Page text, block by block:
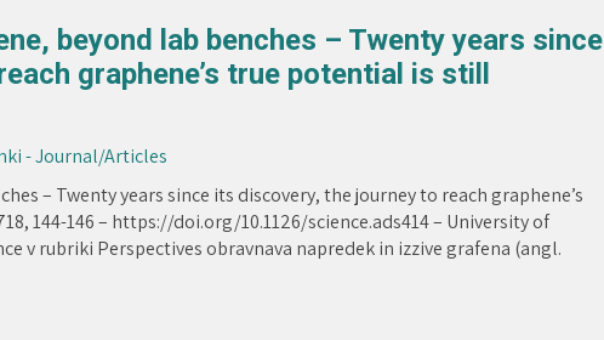
beyond lab benches – Twenty years since
graphene’s true potential is still
- Journal/Articles
– Twenty years since its discovery, the journey to reach graphene’s
144-146 – https://doi.org/10.1126/science.ads414 – University of
v rubriki Perspectives obravnava napredek in izzive grafena (angl.